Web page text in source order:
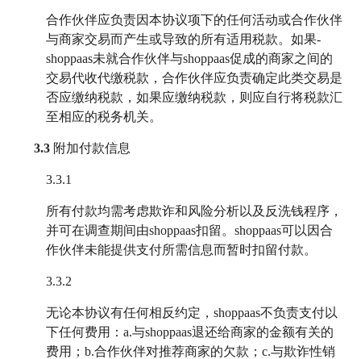
合作伙伴应负责因本协议项下的任何活动或合作伙伴
与商家交易而产生或导致的所有适用税款。如果-
shoppaas未就合作伙伴与shoppaas促成的商家之间的
交易代收代缴税款，合作伙伴应负责确定此类交易是
否应缴纳税款，如果应缴纳税款，则应自行将税款汇
至相应的税务机关。
3.3 附加付款信息
3.3.1
所有付款均需考虑欺诈和风险分析以及反洗钱程序，
并可在调查期间由shoppaas扣留。shoppaas可以因合
作伙伴未能提供支付所需信息而暂时扣留付款。
3.3.2
无论本协议有任何相反约定，shoppaas不负责支付以
下任何费用：a.与shoppaas退还给商家的金额有关的
费用；b.合作伙伴对推荐商家的欠款；c.与欺诈性销